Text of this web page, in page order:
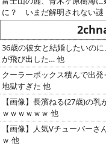
に？ いまだ解明されない謎
36歳の彼女と結婚したいの
が飛び出した… 他
クーラーボックス積んで出
地獄すぎた 他
【画像】長濱ねる(27歳)の
ｗｗｗｗｗｗ 他
【画像】人気Vチューバー
ｗ 他